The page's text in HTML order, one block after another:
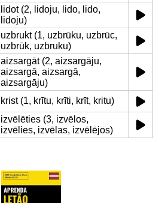
lidot (2, lidoju, lido, lido,
lidoju)
uzbrukt (1, uzbrūku, uzbrūc,
uzbrūk, uzbruku)
aizsargāt (2, aizsargāju,
aizsargā, aizsargā,
aizsargāju)
krist (1, krītu, krīti, krīt, kritu)
izvēlēties (3, izvēlos,
izvēlies, izvēlas, izvēlējos)